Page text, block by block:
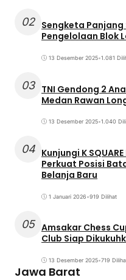
02 Sengketa Panjang
Pengelolaan Blok
13 Desember 2025•1.081
03 TNI Gendong 2
Medan Rawan
13 Desember 2025•1.040
04 Kunjungi K
Perkuat Posisi
Belanja Baru
1 Januari 2026•919 Dilihat
05 Amsakar Chess
Club Siap
13 Desember 2025•719
Jawa Barat